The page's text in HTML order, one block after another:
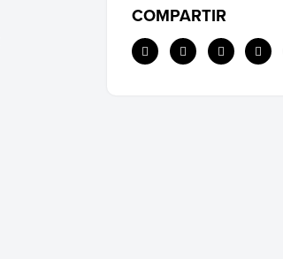
COMPARTIR